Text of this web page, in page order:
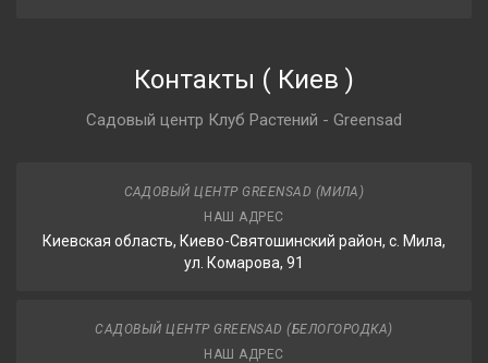
Контакты ( Киев )
Садовый центр Клуб Растений - Greensad
САДОВЫЙ ЦЕНТР GREENSAD (МИЛА)
НАШ АДРЕС
Киевская область, Киево-Святошинский район, с. Мила,
ул. Комарова, 91
САДОВЫЙ ЦЕНТР GREENSAD (БЕЛОГОРОДКА)
НАШ АДРЕС